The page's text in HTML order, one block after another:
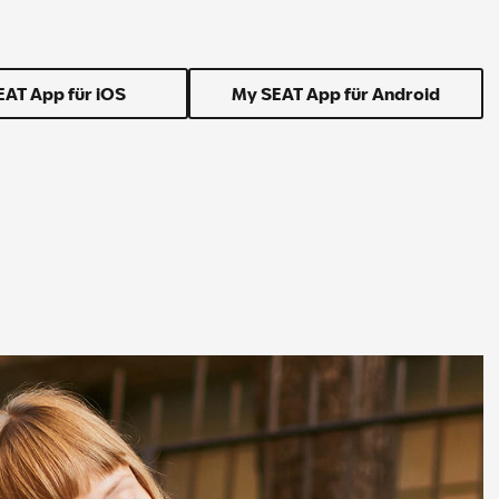
App für iOS My SEAT App für Android